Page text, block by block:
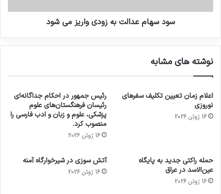
سود سهام عدالت به زودی واریز می شود
نوشته های مشابه
اعلام زمان تعیین تکلیف سفرهای
نوروزی
16 ژوئن 2026
رئیس جمهور در احکام جداگانه‌ای
رئیسان فرهنگستان‌های علوم
پزشکی، علوم و زبان و ادب فارسی را
منصوب کرد.
16 ژوئن 2026
حمله راکتی جدید به پایگاه
عین‌الاسد در عراق
16 ژوئن 2026
آتش سوزی در شیرخوارگاه آمنه
16 ژوئن 2026